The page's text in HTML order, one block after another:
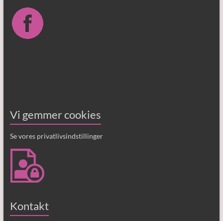
Vi gemmer cookies
Se vores privatlivsindstillinger
Kontakt